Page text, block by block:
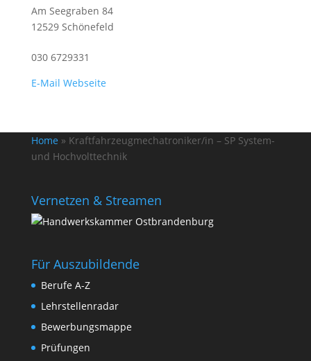
Am Seegraben 84
12529 Schönefeld
030 6729331
E-Mail Webseite
Home » Kraftfahrzeugmechatroniker/in – SP System-
und Hochvolttechnik
Vernetzen & Streamen
Für Auszubildende
Berufe A-Z
Lehrstellenradar
Bewerbungsmappe
Prüfungen